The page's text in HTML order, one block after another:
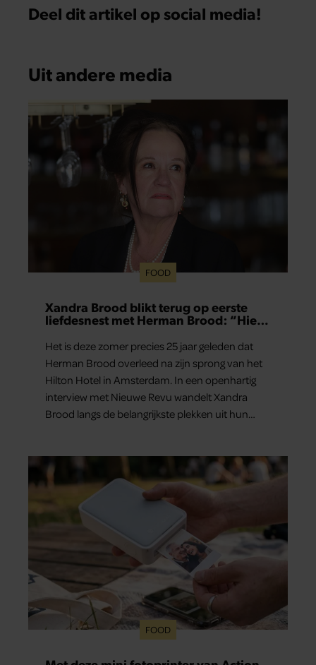
Deel dit artikel op social media!
Uit andere media
FOOD
Xandra Brood blikt terug op eerste
liefdesnest met Herman Brood: “Hier
Het is deze zomer precies 25 jaar geleden dat
Herman Brood overleed na zijn sprong van het
Hilton Hotel in Amsterdam. In een openhartig
interview met Nieuwe Revu wandelt Xandra
Brood langs de belangrijkste plekken uit hun
aan herinneringen op. Daar begon hun leven
samen en werd dochter Lola geboren.
FOOD